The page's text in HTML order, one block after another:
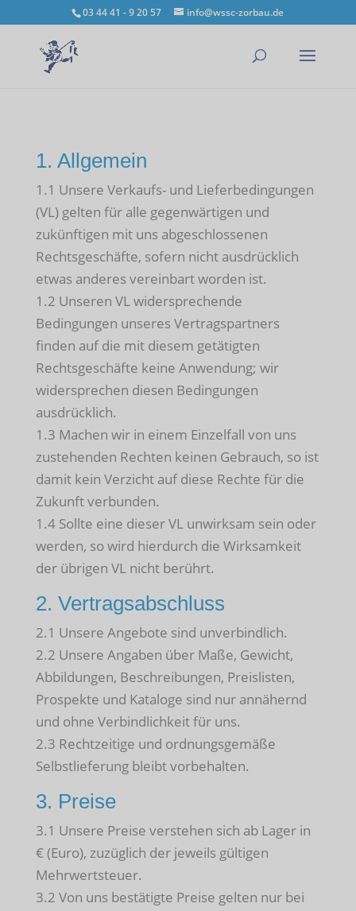
03 44 41 - 9 20 57 info@wssc-zorbau.de
1. Allgemein
1.1 Unsere Verkaufs- und Lieferbedingungen
(VL) gelten für alle gegenwärtigen und
zukünftigen mit uns abgeschlossenen
Rechtsgeschäfte, sofern nicht ausdrücklich
etwas anderes vereinbart worden ist.
1.2 Unseren VL widersprechende
Bedingungen unseres Vertragspartners
finden auf die mit diesem getätigten
Rechtsgeschäfte keine Anwendung; wir
widersprechen diesen Bedingungen
ausdrücklich.
1.3 Machen wir in einem Einzelfall von uns
zustehenden Rechten keinen Gebrauch, so ist
damit kein Verzicht auf diese Rechte für die
Zukunft verbunden.
1.4 Sollte eine dieser VL unwirksam sein oder
werden, so wird hierdurch die Wirksamkeit
der übrigen VL nicht berührt.
2. Vertragsabschluss
2.1 Unsere Angebote sind unverbindlich.
2.2 Unsere Angaben über Maße, Gewicht,
Abbildungen, Beschreibungen, Preislisten,
Prospekte und Kataloge sind nur annähernd
und ohne Verbindlichkeit für uns.
2.3 Rechtzeitige und ordnungsgemäße
Selbstlieferung bleibt vorbehalten.
3. Preise
3.1 Unsere Preise verstehen sich ab Lager in
€ (Euro), zuzüglich der jeweils gültigen
Mehrwertsteuer.
3.2 Von uns bestätigte Preise gelten nur bei